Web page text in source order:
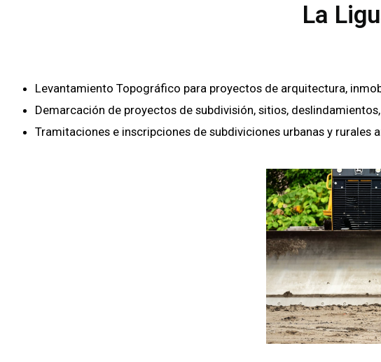
La
Levantamiento Topográfico para proyectos de arquitectura,
Demarcación de proyectos de subdivisión, sitios,
Tramitaciones e inscripciones de subdiviciones urbanas y rurales